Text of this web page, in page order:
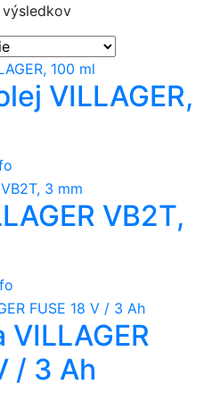
výsledkov
VILLAGER,
VB2T,
/ 3 Ah